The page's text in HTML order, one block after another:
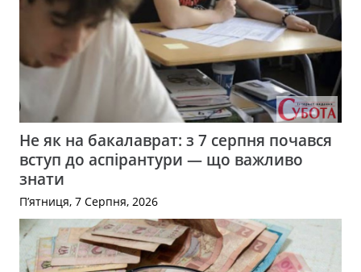
Не як на бакалаврат: з 7 серпня почався
вступ до аспірантури — що важливо
знати
П’ятниця, 7 Серпня, 2026